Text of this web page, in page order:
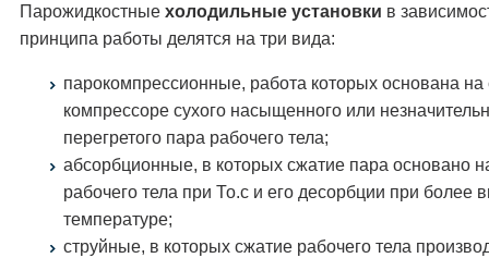
Парожидкостные холодильные установки в
принципа работы делятся на три вида:
парокомпрессионные, работа которых основана на
компрессоре сухого насыщенного или
перегретого пара рабочего тела;
абсорбционные, в которых сжатие пара основано
рабочего тела при То.с и его десорбции при более
температуре;
струйные, в которых сжатие рабочего тела